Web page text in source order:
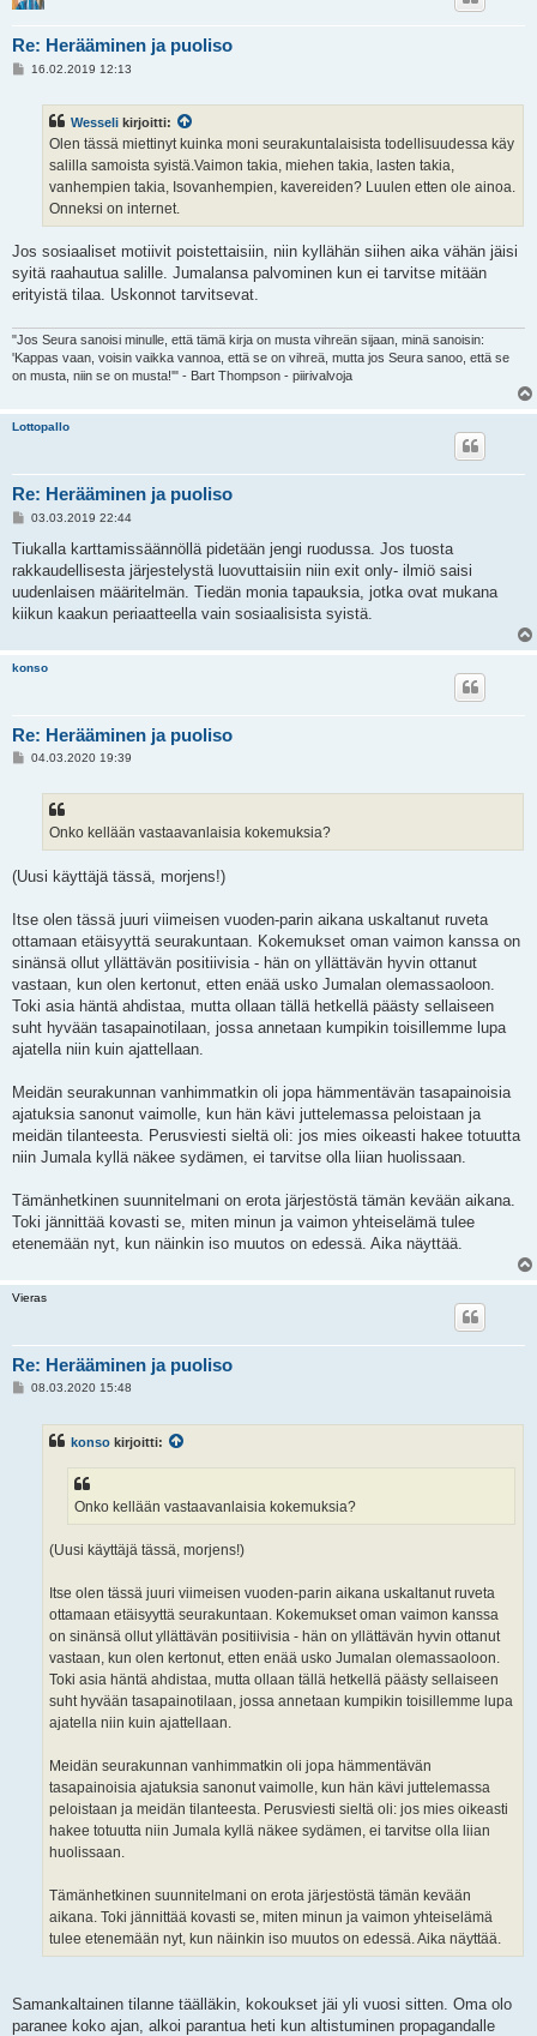
Re: Herääminen ja puoliso
V16.02.2019 12:13
Wesseli kirjoitti:
Olen tässä miettinyt kuinka moni seurakuntalaisista todellisuudessa käy
salilla samoista syistä.Vaimon takia, miehen takia, lasten takia,
vanhempien takia, Isovanhempien, kavereiden? Luulen etten ole ainoa.
Onneksi on internet.
Jos sosiaaliset motiivit poistettaisiin, niin kyllähän siihen aika vähän jäisi
syitä raahautua salille. Jumalansa palvominen kun ei tarvitse mitään
erityistä tilaa. Uskonnot tarvitsevat.
"Jos Seura sanoisi minulle, että tämä kirja on musta vihreän sijaan, minä sanoisin:
'Kappas vaan, voisin vaikka vannoa, että se on vihreä, mutta jos Seura sanoo, että se
on musta, niin se on musta!'" - Bart Thompson - piirivalvoja
Lottopallo
Re: Herääminen ja puoliso
V
e
t
i
03.03.2019 22:44
Tiukalla karttamissäännöllä pidetään jengi ruodussa. Jos tuosta
rakkaudellisesta järjestelystä luovuttaisiin niin exit only- ilmiö saisi
uudenlaisen määritelmän. Tiedän monia tapauksia, jotka ovat mukana
kiikun kaakun periaatteella vain sosiaalisista syistä.
konso
Re: Herääminen ja puoliso
V04.03.2020 19:39
Onko kellään vastaavanlaisia kokemuksia?
(Uusi käyttäjä tässä, morjens!)
Itse olen tässä juuri viimeisen vuoden-parin aikana uskaltanut ruveta
ottamaan etäisyyttä seurakuntaan. Kokemukset oman vaimon kanssa on
sinänsä ollut yllättävän positiivisia - hän on yllättävän hyvin ottanut
vastaan, kun olen kertonut, etten enää usko Jumalan olemassaoloon.
Toki asia häntä ahdistaa, mutta ollaan tällä hetkellä päästy sellaiseen
suht hyvään tasapainotilaan, jossa annetaan kumpikin toisillemme lupa
ajatella niin kuin ajattellaan.
Meidän seurakunnan vanhimmatkin oli jopa hämmentävän tasapainoisia
ajatuksia sanonut vaimolle, kun hän kävi juttelemassa peloistaan ja
meidän tilanteesta. Perusviesti sieltä oli: jos mies oikeasti hakee totuutta
niin Jumala kyllä näkee sydämen, ei tarvitse olla liian huolissaan.
Tämänhetkinen suunnitelmani on erota järjestöstä tämän kevään aikana.
Toki jännittää kovasti se, miten minun ja vaimon yhteiselämä tulee
etenemään nyt, kun näinkin iso muutos on edessä. Aika näyttää.
Vieras
Re: Herääminen ja puoliso
V08.03.2020 15:48
konso kirjoitti:
Onko kellään vastaavanlaisia kokemuksia?
(Uusi käyttäjä tässä, morjens!)
Itse olen tässä juuri viimeisen vuoden-parin aikana uskaltanut ruveta
ottamaan etäisyyttä seurakuntaan. Kokemukset oman vaimon kanssa
on sinänsä ollut yllättävän positiivisia - hän on yllättävän hyvin ottanut
vastaan, kun olen kertonut, etten enää usko Jumalan olemassaoloon.
Toki asia häntä ahdistaa, mutta ollaan tällä hetkellä päästy sellaiseen
suht hyvään tasapainotilaan, jossa annetaan kumpikin toisillemme lupa
ajatella niin kuin ajattellaan.
Meidän seurakunnan vanhimmatkin oli jopa hämmentävän
tasapainoisia ajatuksia sanonut vaimolle, kun hän kävi juttelemassa
peloistaan ja meidän tilanteesta. Perusviesti sieltä oli: jos mies oikeasti
hakee totuutta niin Jumala kyllä näkee sydämen, ei tarvitse olla liian
huolissaan.
Tämänhetkinen suunnitelmani on erota järjestöstä tämän kevään
aikana. Toki jännittää kovasti se, miten minun ja vaimon yhteiselämä
tulee etenemään nyt, kun näinkin iso muutos on edessä. Aika näyttää.
Samankaltainen tilanne täälläkin, kokoukset jäi yli vuosi sitten. Oma olo
paranee koko ajan, alkoi parantua heti kun altistuminen propagandalle